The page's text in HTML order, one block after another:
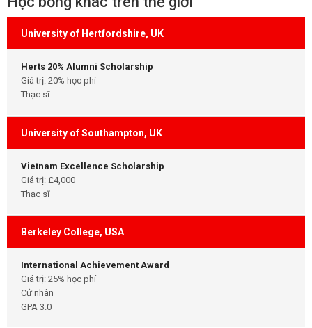
University of Hertfordshire, UK
Herts 20% Alumni Scholarship
Giá trị: 20% học phí
Thạc sĩ
University of Southampton, UK
Vietnam Excellence Scholarship
Giá trị: £4,000
Thạc sĩ
Berkeley College, USA
International Achievement Award
Giá trị: 25% học phí
Cử nhân
GPA 3.0